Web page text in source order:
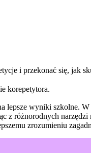
i przekonać się, jak
korepetytora.
lepsze wyniki szkolne.
z różnorodnych
zrozumieniu